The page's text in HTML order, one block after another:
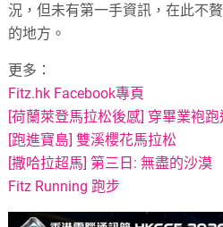
況，但未有第一手資訊，在此不
的地方。
更多：
Fitz.hk Facebook專頁
[荷蘭萊登馬拉松後感] 穿畢業袍
[跑進寶島] 雙溪櫻花馬拉松
[撒哈拉超馬] 第三日: 無盡的沙漠
Fitz Running 跑步